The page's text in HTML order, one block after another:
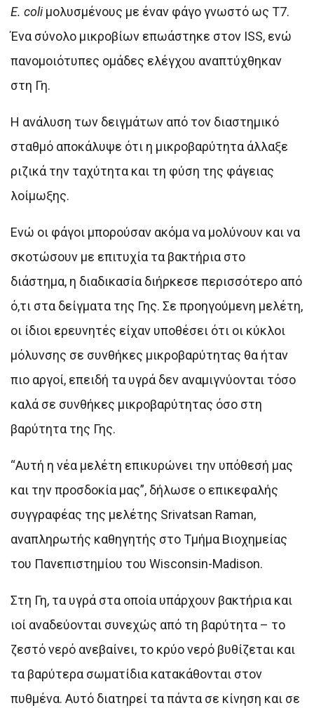
E. coliμολυσμένους με έναν φάγο γνωστό ως T7.
Ένα σύνολο μικροβίων επωάστηκε στον ISS, ενώ
πανομοιότυπες ομάδες ελέγχου αναπτύχθηκαν
στη Γη.
Η ανάλυση των δειγμάτων από τον διαστημικό
σταθμό αποκάλυψε ότι η μικροβαρύτητα άλλαξε
ριζικά την ταχύτητα και τη φύση της φάγειας
λοίμωξης.
Ενώ οι φάγοι μπορούσαν ακόμα να μολύνουν και να
σκοτώσουν με επιτυχία τα βακτήρια στο
διάστημα, η διαδικασία διήρκεσε περισσότερο από
ό,τι στα δείγματα της Γης. Σε προηγούμενη μελέτη,
οι ίδιοι ερευνητές είχαν υποθέσει ότι οι κύκλοι
μόλυνσης σε συνθήκες μικροβαρύτητας θα ήταν
πιο αργοί, επειδή τα υγρά δεν αναμιγνύονται τόσο
καλά σε συνθήκες μικροβαρύτητας όσο στη
βαρύτητα της Γης.
“Αυτή η νέα μελέτη επικυρώνει την υπόθεσή μας
και την προσδοκία μας”, δήλωσε ο επικεφαλής
συγγραφέας της μελέτης Srivatsan Raman,
αναπληρωτής καθηγητής στο Τμήμα Βιοχημείας
του Πανεπιστημίου του Wisconsin-Madison.
Στη Γη, τα υγρά στα οποία υπάρχουν βακτήρια και
ιοί αναδεύονται συνεχώς από τη βαρύτητα – το
ζεστό νερό ανεβαίνει, το κρύο νερό βυθίζεται και
τα βαρύτερα σωματίδια κατακάθονται στον
πυθμένα. Αυτό διατηρεί τα πάντα σε κίνηση και σε